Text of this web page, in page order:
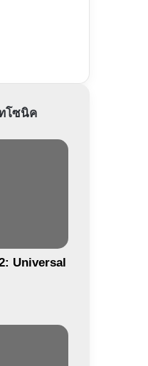
โซนิค
Universal